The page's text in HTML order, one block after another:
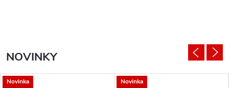
NOVINKY
Novinka
Novinka